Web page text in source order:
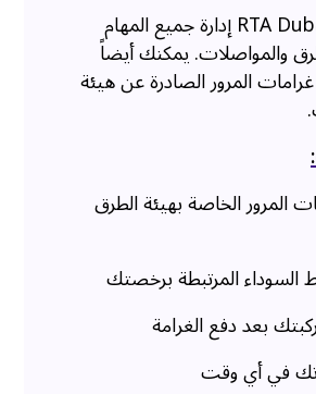
يتيح لك تطبيق RTA Dubai إدارة جميع المهام
والمواصلات. يمكنك أيضاً
المرور الصادرة عن هيئة
المرور الخاصة بهيئة الطرق
السوداء المرتبطة برخصتك
بعد دفع الغرامة
في أي وقت